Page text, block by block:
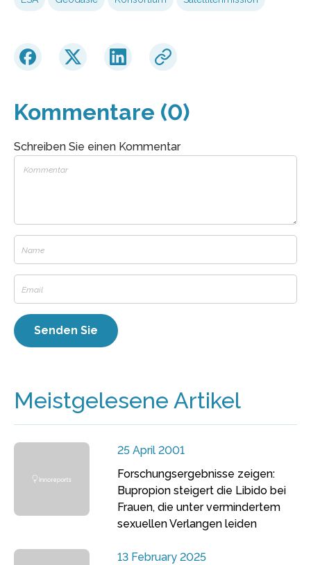
Kommentare (0)
Schreiben Sie einen Kommentar
Meistgelesene Artikel
25 April 2001
Forschungsergebnisse zeigen:
Bupropion steigert die Libido bei
Frauen, die unter vermindertem
sexuellen Verlangen leiden
13 February 2025